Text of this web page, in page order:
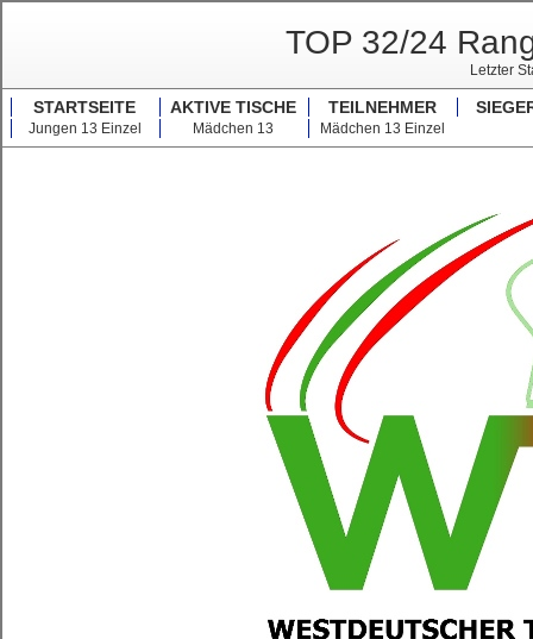
TOP 32/24
Letzter
STARTSEITE AKTIVE TISCHE TEILNEHMER
Jungen 13 Einzel Mädchen 13 Mädchen 13 Einzel